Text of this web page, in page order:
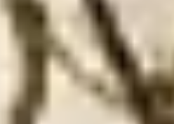
проектируем интерьеры,
образ жизни и эмоции
Мы верим, что дизайн
эстетика: он меняет то, как
взаимодействуем с
глубоко изучаем ваши